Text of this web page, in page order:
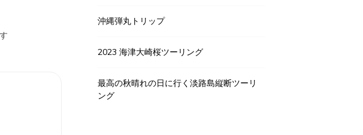
沖縄弾丸トリップ
2023 海津大崎桜ツーリング
最高の秋晴れの日に行く淡路島縦断ツーリ
ング